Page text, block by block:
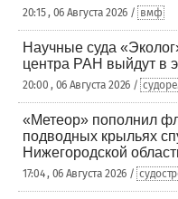
20:15 , 06 Августа 2026 / вмф
Научные суда
центра РАН выйдут в
20:00 , 06 Августа 2026 /
«Метеор» пополнил
подводных крыльях
Нижегородской
17:04 , 06 Августа 2026 /